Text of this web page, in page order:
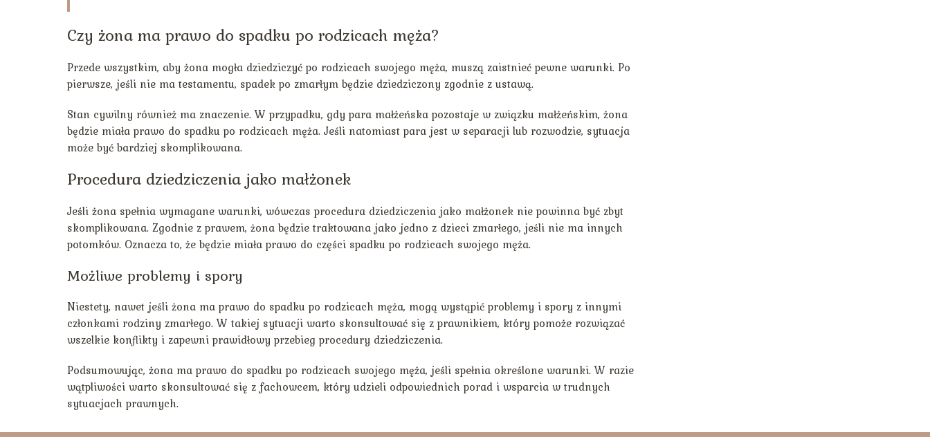
Czy żona ma prawo do spadku po rodzicach męża?
Przede wszystkim, aby żona mogła dziedziczyć po rodzicach swojego męża, muszą zaistnieć pewne warunki. Po
pierwsze, jeśli nie ma testamentu, spadek po zmarłym będzie dziedziczony zgodnie z ustawą.
Stan cywilny również ma znaczenie. W przypadku, gdy para małżeńska pozostaje w związku małżeńskim, żona
będzie miała prawo do spadku po rodzicach męża. Jeśli natomiast para jest w separacji lub rozwodzie, sytuacja
może być bardziej skomplikowana.
Procedura dziedziczenia jako małżonek
Jeśli żona spełnia wymagane warunki, wówczas procedura dziedziczenia jako małżonek nie powinna być zbyt
skomplikowana. Zgodnie z prawem, żona będzie traktowana jako jedno z dzieci zmarłego, jeśli nie ma innych
potomków. Oznacza to, że będzie miała prawo do części spadku po rodzicach swojego męża.
Możliwe problemy i spory
Niestety, nawet jeśli żona ma prawo do spadku po rodzicach męża, mogą wystąpić problemy i spory z innymi
członkami rodziny zmarłego. W takiej sytuacji warto skonsultować się z prawnikiem, który pomoże rozwiązać
wszelkie konflikty i zapewni prawidłowy przebieg procedury dziedziczenia.
Podsumowując, żona ma prawo do spadku po rodzicach swojego męża, jeśli spełnia określone warunki. W razie
wątpliwości warto skonsultować się z fachowcem, który udzieli odpowiednich porad i wsparcia w trudnych
sytuacjach prawnych.